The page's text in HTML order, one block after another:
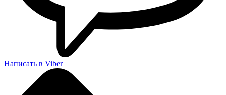
Написать в Viber